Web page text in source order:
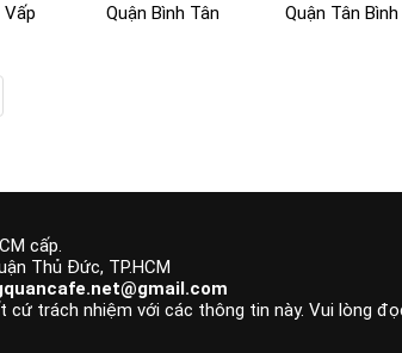
Vấp Quận Bình Tân Quận Tân Bình
cấp.
Thủ Đức, TP.HCM
trách nhiệm với các thông tin này. Vui lòng